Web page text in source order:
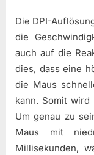
Die DPI-
die
auch auf die
dies, dass eine
die Maus
kann. Somit
Um genau zu
Maus mit
Millisekunden,